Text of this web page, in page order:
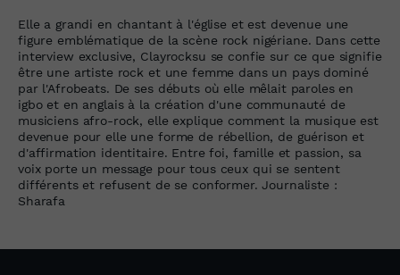
Elle a grandi en chantant à l'église et est devenue une
figure emblématique de la scène rock nigériane. Dans cette
interview exclusive, Clayrocksu se confie sur ce que signifie
être une artiste rock et une femme dans un pays dominé
par l'Afrobeats. De ses débuts où elle mêlait paroles en
igbo et en anglais à la création d'une communauté de
musiciens afro-rock, elle explique comment la musique est
devenue pour elle une forme de rébellion, de guérison et
d'affirmation identitaire. Entre foi, famille et passion, sa
voix porte un message pour tous ceux qui se sentent
différents et refusent de se conformer. Journaliste :
Sharafa